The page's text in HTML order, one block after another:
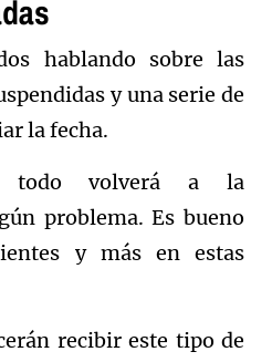
hablando sobre las
y una serie de
la fecha.
todo volverá a la
problema. Es bueno
y más en estas
recibir este tipo de